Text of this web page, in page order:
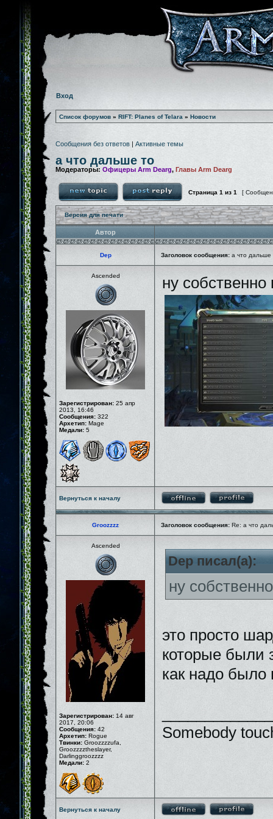
Вход
Список форумов » RIFT: Planes of Telara » Новости
Сообщения без ответов | Активные темы
а что дальше то
Модераторы: Офицеры Arm Dearg, Главы Arm Dearg
Страница 1 из 1 [
Версия для печати
Автор
Dep Заголовок сообщения: а что дальше
Ascended
Зарегистрирован: 25 апр
2013, 16:46
Сообщения: 322
Архетип: Mage
Медали: 5
ну собственно
Вернуться к началу
Groozzzz Заголовок сообщения: Re: а что
Ascended
Зарегистрирован: 14 авг
2017, 20:06
Сообщения: 42
Архетип: Rogue
Твинки: Groozzzzufa,
Groozzzztheslayer,
Darlinggroozzzz
Медали: 2
Dep писал(а):
ну
это просто
которые были
как надо было
Somebody
Вернуться к началу